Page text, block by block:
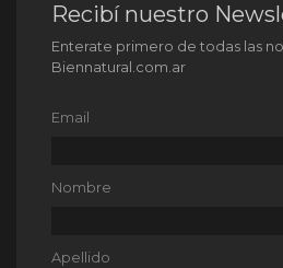
Recibí nuestro
Enterate primero de todas las
Biennatural.com.ar
Email
Nombre
Apellido